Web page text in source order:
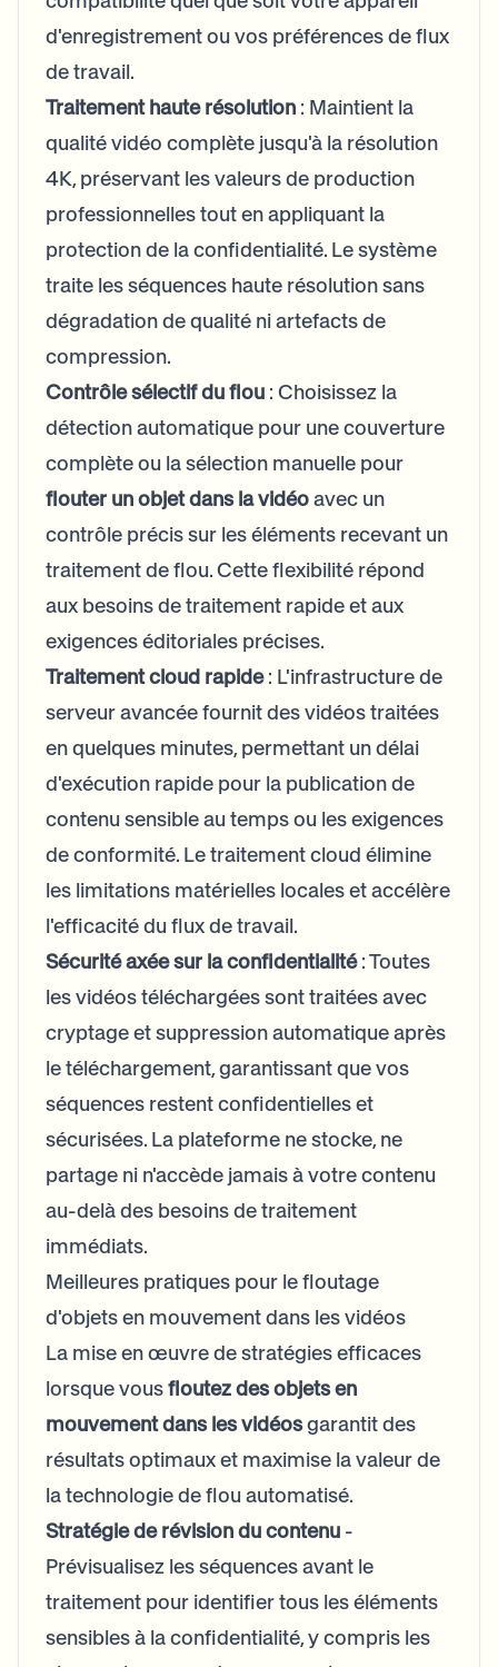
d'enregistrement ou vos préférences de flux
de travail.
Traitement haute résolution : Maintient la
qualité vidéo complète jusqu'à la résolution
4K, préservant les valeurs de production
professionnelles tout en appliquant la
protection de la confidentialité. Le système
traite les séquences haute résolution sans
dégradation de qualité ni artefacts de
compression.
Contrôle sélectif du flou : Choisissez la
détection automatique pour une couverture
complète ou la sélection manuelle pour
flouter un objet dans la vidéoavec un
contrôle précis sur les éléments recevant un
traitement de flou. Cette flexibilité répond
aux besoins de traitement rapide et aux
exigences éditoriales précises.
Traitement cloud rapide: L'infrastructure de
serveur avancée fournit des vidéos traitées
en quelques minutes, permettant un délai
d'exécution rapide pour la publication de
contenu sensible au temps ou les exigences
de conformité. Le traitement cloud élimine
les limitations matérielles locales et accélère
l'efficacité du flux de travail.
Sécurité axée sur la confidentialité: Toutes
les vidéos téléchargées sont traitées avec
cryptage et suppression automatique après
le téléchargement, garantissant que vos
séquences restent confidentielles et
sécurisées. La plateforme ne stocke, ne
partage ni n'accède jamais à votre contenu
au-delà des besoins de traitement
immédiats.
Meilleures pratiques pour le floutage
d'objets en mouvement dans les vidéos
La mise en œuvre de stratégies efficaces
lorsque vousfloutez des objets en
mouvement dans les vidéosgarantit des
résultats optimaux et maximise la valeur de
la technologie de flou automatisé.
Stratégie de révision du contenu -
Prévisualisez les séquences avant le
traitement pour identifier tous les éléments
sensibles à la confidentialité, y compris les